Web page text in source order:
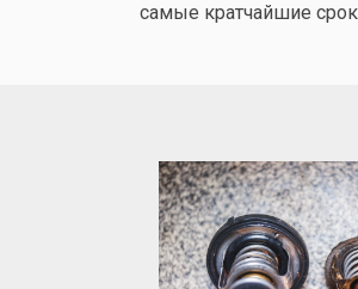
самые кратчайшие